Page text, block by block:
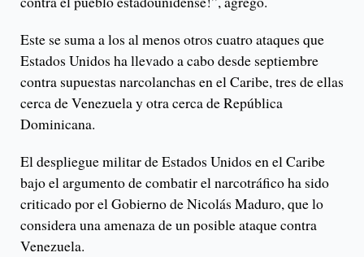
Este se suma a los al menos otros cuatro ataques que
Estados Unidos ha llevado a cabo desde septiembre
contra supuestas narcolanchas en el Caribe, tres de ellas
cerca de Venezuela y otra cerca de República
Dominicana.
El despliegue militar de Estados Unidos en el Caribe
bajo el argumento de combatir el narcotráfico ha sido
criticado por el Gobierno de Nicolás Maduro, que lo
considera una amenaza de un posible ataque contra
Venezuela.